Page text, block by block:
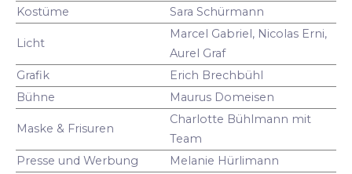
Kostüme
Sara Schürmann
Licht
Marcel Gabriel, Nicolas Erni,
Aurel Graf
Grafik
Erich Brechbühl
Bühne
Maurus Domeisen
Maske & Frisuren
Charlotte Bühlmann mit
Team
Presse und Werbung
Melanie Hürlimann